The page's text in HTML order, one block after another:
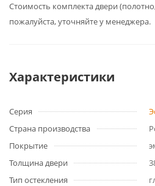
Cтоимость комплекта двери
пожалуйста, уточняйте у менеджера.
Характеристики
Серия
Страна производства
Покрытие
Толщина двери
Тип остекления